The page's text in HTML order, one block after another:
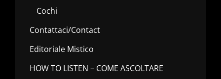
Cochi
Contattaci/Contact
Editoriale Mistico
HOW TO LISTEN – COME ASCOLTARE